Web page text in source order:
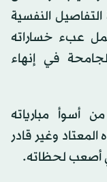
التفاصيل النفسية
عبء خساراته
في إنهاء
أسوأ مبارياته
وغير قادر
أصعب لحظاته.